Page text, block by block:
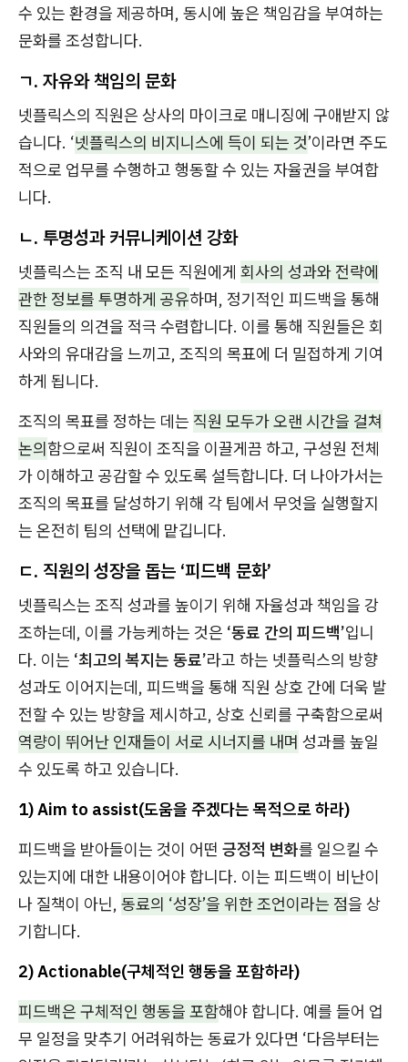
수 있는 환경을 제공하며, 동시에 높은 책임감을 부여하는
문화를 조성합니다.
ㄱ. 자유와 책임의 문화
넷플릭스의 직원은 상사의 마이크로 매니징에 구애받지 않
습니다. ‘넷플릭스의 비지니스에 득이 되는 것’이라면 주도
적으로 업무를 수행하고 행동할 수 있는 자율권을 부여합
니다.
ㄴ. 투명성과 커뮤니케이션 강화
넷플릭스는 조직 내 모든 직원에게 회사의 성과와 전략에
관한 정보를 투명하게 공유하며, 정기적인 피드백을 통해
직원들의 의견을 적극 수렴합니다. 이를 통해 직원들은 회
사와의 유대감을 느끼고, 조직의 목표에 더 밀접하게 기여
하게 됩니다.
조직의 목표를 정하는 데는 직원 모두가 오랜 시간을 걸쳐
논의함으로써 직원이 조직을 이끌게끔 하고, 구성원 전체
가 이해하고 공감할 수 있도록 설득합니다. 더 나아가서는
조직의 목표를 달성하기 위해 각 팀에서 무엇을 실행할지
는 온전히 팀의 선택에 맡깁니다.
ㄷ. 직원의 성장을 돕는 ‘피드백 문화’
넷플릭스는 조직 성과를 높이기 위해 자율성과 책임을 강
조하는데, 이를 가능케하는 것은 ‘동료 간의 피드백’입니
다. 이는 ‘최고의 복지는 동료’라고 하는 넷플릭스의 방향
성과도 이어지는데, 피드백을 통해 직원 상호 간에 더욱 발
전할 수 있는 방향을 제시하고, 상호 신뢰를 구축함으로써
역량이 뛰어난 인재들이 서로 시너지를 내며 성과를 높일
수 있도록 하고 있습니다.
1) Aim to assist(도움을 주겠다는 목적으로 하라)
피드백을 받아들이는 것이 어떤 긍정적 변화를 일으킬 수
있는지에 대한 내용이어야 합니다. 이는 피드백이 비난이
나 질책이 아닌, 동료의 ‘성장’을 위한 조언이라는 점을 상
기합니다.
2) Actionable(구체적인 행동을 포함하라)
피드백은 구체적인 행동을 포함해야 합니다. 예를 들어 업
무 일정을 맞추기 어려워하는 동료가 있다면 ‘다음부터는